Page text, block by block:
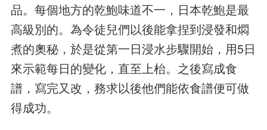
品。每個地方的乾鮑味道不一，日本乾鮑是最
高級別的。為令徒兒們以後能拿捏到浸發和燜
煮的奧秘，於是從第一日浸水步驟開始，用5日
來示範每日的變化，直至上枱。之後寫成食
譜，寫完又改，務求以後他們能依食譜便可做
得成功。